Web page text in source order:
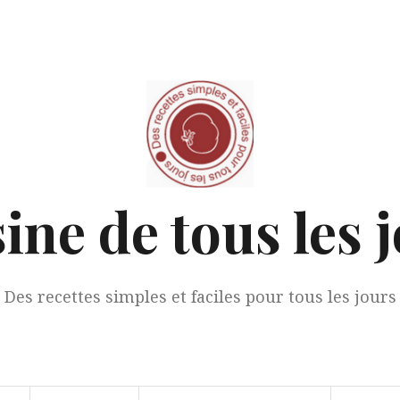
de tous les
Des recettes simples et faciles pour tous les jours